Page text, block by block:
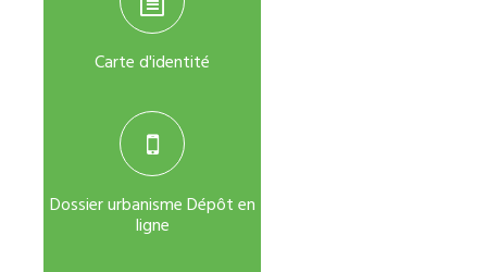
Carte d'identité
Dossier urbanisme Dépôt en
ligne